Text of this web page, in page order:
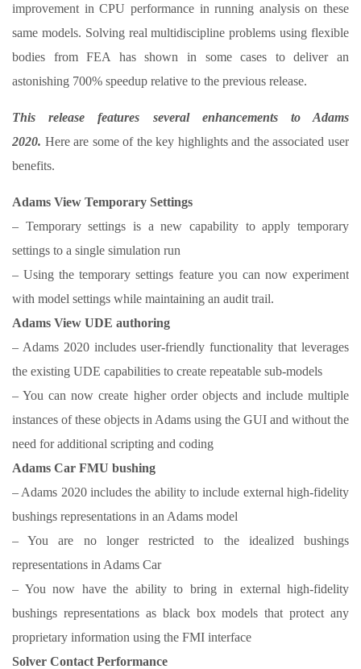
improvement in CPU performance in running analysis on these
same models. Solving real multidiscipline problems using flexible
bodies from FEA has shown in some cases to deliver an
astonishing 700% speedup relative to the previous release.
This release features several enhancements to Adams
2020. Here are some of the key highlights and the associated user
benefits.
Adams View Temporary Settings
– Temporary settings is a new capability to apply temporary
settings to a single simulation run
– Using the temporary settings feature you can now experiment
with model settings while maintaining an audit trail.
Adams View UDE authoring
– Adams 2020 includes user-friendly functionality that leverages
the existing UDE capabilities to create repeatable sub-models
– You can now create higher order objects and include multiple
instances of these objects in Adams using the GUI and without the
need for additional scripting and coding
Adams Car FMU bushing
– Adams 2020 includes the ability to include external high-fidelity
bushings representations in an Adams model
– You are no longer restricted to the idealized bushings
representations in Adams Car
– You now have the ability to bring in external high-fidelity
bushings representations as black box models that protect any
proprietary information using the FMI interface
Solver Contact Performance